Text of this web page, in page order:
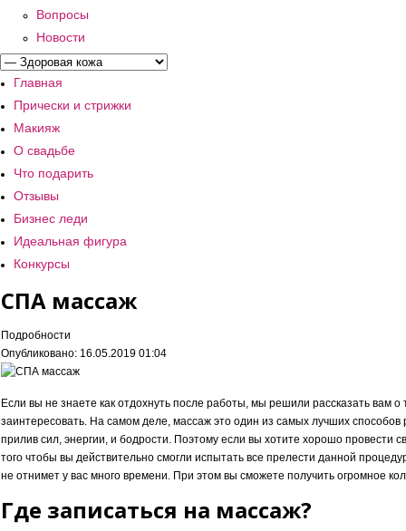
Вопросы
Новости
Главная
Прически и стрижки
Макияж
О свадьбе
Что подарить
Отзывы
Бизнес леди
Идеальная фигура
Конкурсы
СПА массаж
Подробности
Опубликовано: 16.05.2019 01:04
Если вы не знаете как отдохнуть после работы, мы решили рассказать вам
заинтересовать. На самом деле, массаж это один из самых лучших
прилив сил, энергии, и бодрости. Поэтому если вы хотите хорошо провести
того чтобы вы действительно смогли испытать все прелести данной
не отнимет у вас много времени. При этом вы сможете получить огромное
Где записаться на массаж?